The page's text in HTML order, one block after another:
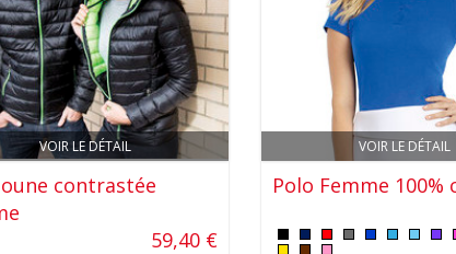
VOIR LE DÉTAIL
contrastée
59,40 €
VOIR LE DÉTAIL
Polo Femme 100%